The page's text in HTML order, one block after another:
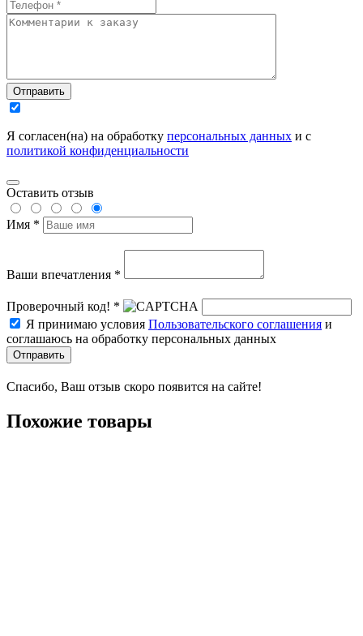
Отправить
Я согласен(на) на обработку персональных данных и с
политикой конфиденциальности
Оставить отзыв
Имя *
Ваши впечатления *
Проверочный код! *
Я принимаю условия Пользовательского соглашения и
соглашаюсь на обработку персональных данных
Отправить
Спасибо, Ваш отзыв скоро появится на сайте!
Похожие товары